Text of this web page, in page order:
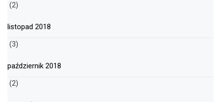
(2)
listopad 2018
(3)
październik 2018
(2)